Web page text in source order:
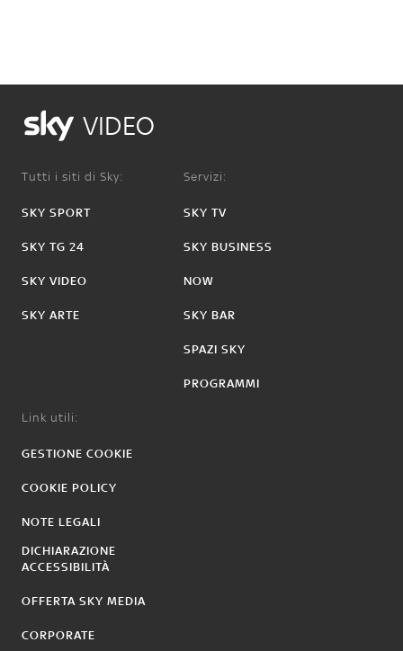
VIDEO
Tutti i siti di Sky:
SKY SPORT
SKY TG 24
SKY VIDEO
SKY ARTE
Servizi:
SKY TV
SKY BUSINESS
NOW
SKY BAR
SPAZI SKY
PROGRAMMI
Link utili:
GESTIONE COOKIE
COOKIE POLICY
NOTE LEGALI
DICHIARAZIONE
ACCESSIBILITÀ
OFFERTA SKY MEDIA
CORPORATE